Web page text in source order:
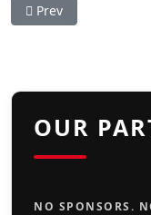
Previous article:
Prev
OUR
NO SPONSORS.